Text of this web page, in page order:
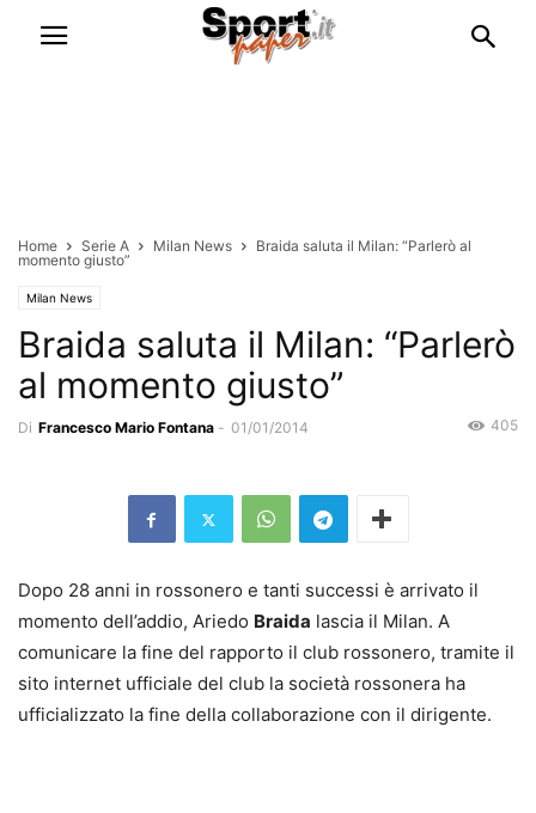
Home Serie A Milan News
Braida saluta il Milan: “Parlerò al
momento giusto”
Milan News
Braida saluta il Milan: “Parlerò
al momento giusto”
Di Francesco Mario Fontana - 01/01/2014 405
Dopo 28 anni in rossonero e tanti successi è arrivato il
momento dell’addio, Ariedo Braida lascia il Milan. A
comunicare la fine del rapporto il club rossonero, tramite il
sito internet ufficiale del club la società rossonera ha
ufficializzato la fine della collaborazione con il dirigente.